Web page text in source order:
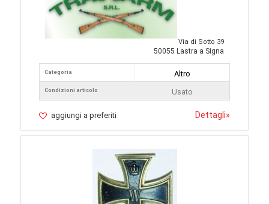
Via di Sotto 39
50055 Lastra a Signa
Categoria
Condizioni articolo
Altro
Usato
aggiungi a preferiti Dettagli»